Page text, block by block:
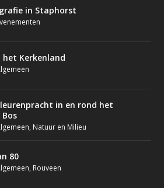
in Staphorst
Kerkenland
in en rond het
, Natuur en Milieu
80
, Rouveen